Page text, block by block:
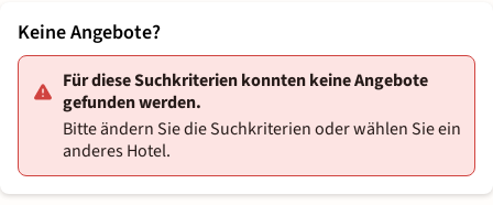
Keine Angebote?
Für diese Suchkriterien konnten keine Angebote
gefunden werden.
Bitte ändern Sie die Suchkriterien oder wählen Sie ein
anderes Hotel.